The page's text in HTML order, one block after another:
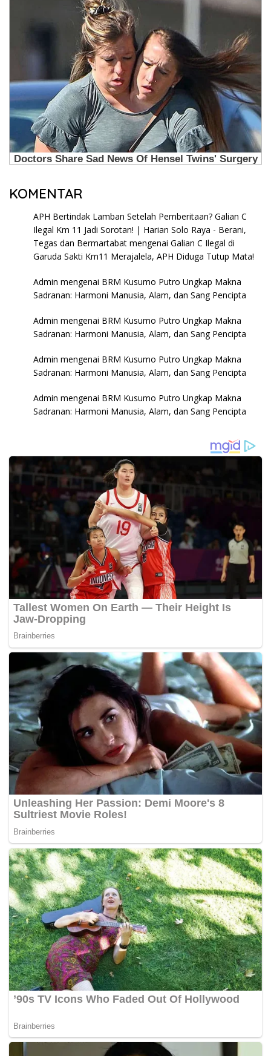
KOMENTAR
APH Bertindak Lamban Setelah Pemberitaan? Galian C
Ilegal Km 11 Jadi Sorotan! | Harian Solo Raya - Berani,
Tegas dan Bermartabat mengenai Galian C Ilegal di
Garuda Sakti Km11 Merajalela, APH Diduga Tutup Mata!
Admin mengenai BRM Kusumo Putro Ungkap Makna
Sadranan: Harmoni Manusia, Alam, dan Sang Pencipta
Admin mengenai BRM Kusumo Putro Ungkap Makna
Sadranan: Harmoni Manusia, Alam, dan Sang Pencipta
Admin mengenai BRM Kusumo Putro Ungkap Makna
Sadranan: Harmoni Manusia, Alam, dan Sang Pencipta
Admin mengenai BRM Kusumo Putro Ungkap Makna
Sadranan: Harmoni Manusia, Alam, dan Sang Pencipta